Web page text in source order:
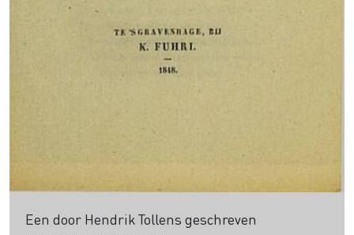
Een door Hendrik Tollens geschreven